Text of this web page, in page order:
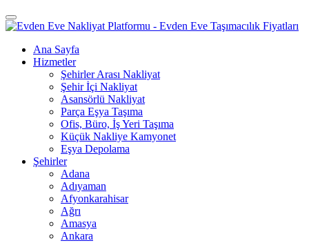
Ana Sayfa
Hizmetler
Şehirler Arası Nakliyat
Şehir İçi Nakliyat
Asansörlü Nakliyat
Parça Eşya Taşıma
Ofis, Büro, İş Yeri Taşıma
Küçük Nakliye Kamyonet
Eşya Depolama
Şehirler
Adana
Adıyaman
Afyonkarahisar
Ağrı
Amasya
Ankara